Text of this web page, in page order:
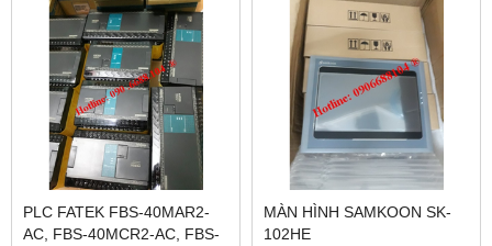
PLC FATEK FBS-40MAR2-
AC, FBS-40MCR2-AC, FBS-
MÀN HÌNH SAMKOON SK-
102HE